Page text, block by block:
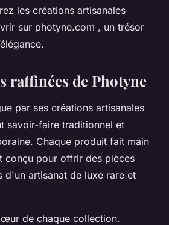
les créations artisanales
sur photyne.com , un trésor
raffinées de Photyne
par ses créations artisanales
savoir-faire traditionnel et
Chaque produit fait main
conçu pour offrir des pièces
d'un artisanat de luxe rare et
de chaque collection.